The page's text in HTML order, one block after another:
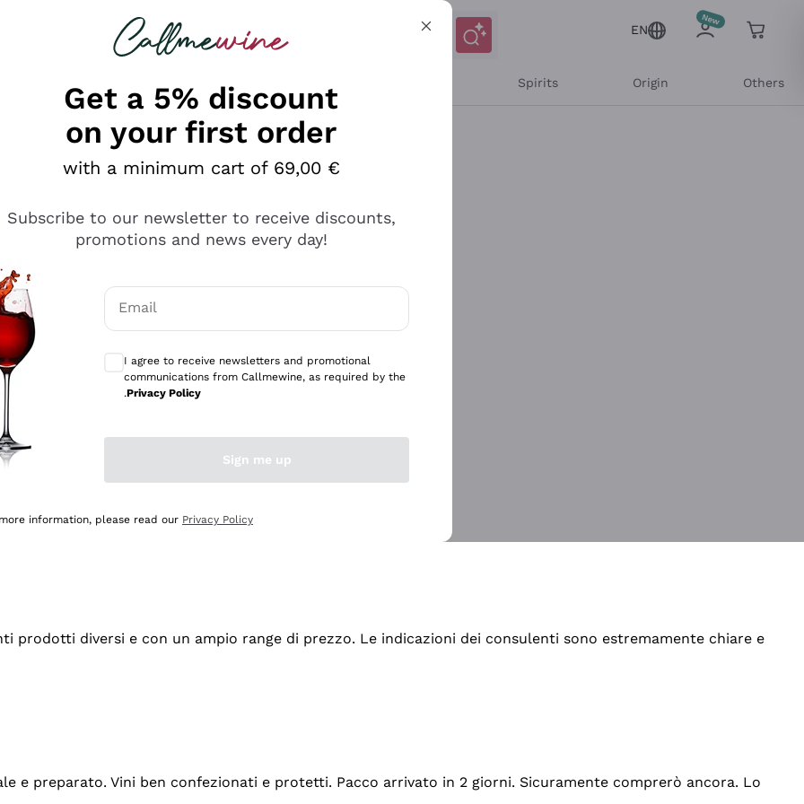
looking for
EN
Spirits Origin Others
professionalità
diversi e con un ampio range di prezzo. Le indicazioni dei consulenti sono estremamente chiare e
e preparato. Vini ben confezionati e protetti. Pacco arrivato in 2 giorni. Sicuramente comprerò ancora. Lo
Get a 5% discount
on your first order
with a minimum cart of 69,00 €
Subscribe to our newsletter to receive discounts,
promotions and news every day!
Email
I agree to receive newsletters and promotional
communications from Callmewine, as required by the
.Privacy Policy
Sign me up
information, please read our Privacy Policy